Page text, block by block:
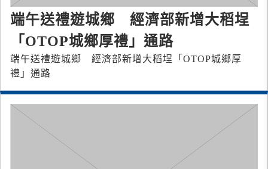
端午送禮遊城鄉 經濟部新增大稻埕
「OTOP城鄉厚禮」通路
端午送禮遊城鄉 經濟部新增大稻埕「OTOP城鄉厚
禮」通路